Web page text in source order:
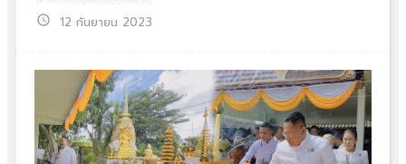
schedule 12 กันยายน 2023